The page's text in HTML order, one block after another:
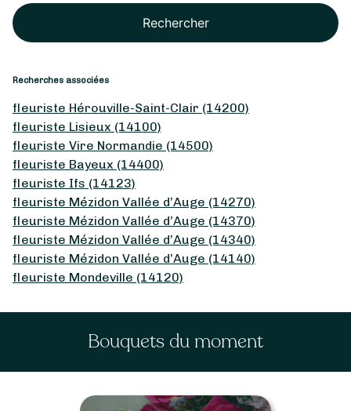
Rechercher
Recherches associées
fleuriste Hérouville-Saint-Clair (14200)
fleuriste Lisieux (14100)
fleuriste Vire Normandie (14500)
fleuriste Bayeux (14400)
fleuriste Ifs (14123)
fleuriste Mézidon Vallée d’Auge (14270)
fleuriste Mézidon Vallée d’Auge (14370)
fleuriste Mézidon Vallée d’Auge (14340)
fleuriste Mézidon Vallée d’Auge (14140)
fleuriste Mondeville (14120)
Bouquets du moment